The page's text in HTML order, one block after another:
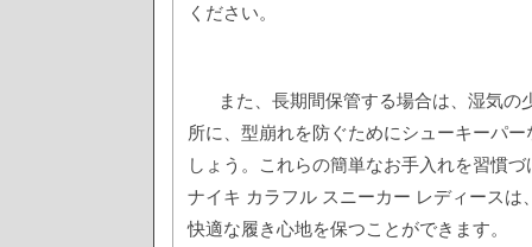
ください。
また、長期間保管する場合は、湿気の
所に、型崩れを防ぐためにシューキーパ
しょう。これらの簡単なお手入れを習慣
ナイキ カラフル スニーカー レディースは
快適な履き心地を保つことができます。